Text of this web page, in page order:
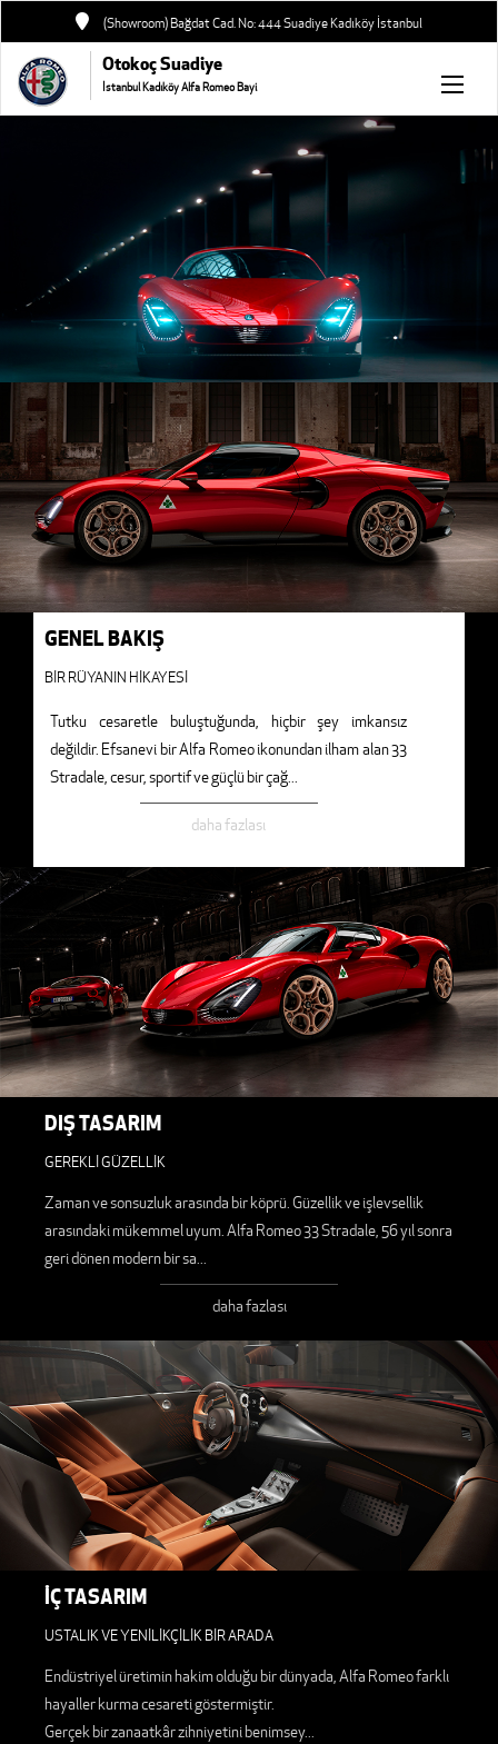
(Showroom) Bağdat Cad. No: 444 Suadiye Kadıköy İstanbul
Otokoç Suadiye
İstanbul Kadıköy Alfa Romeo Bayi
GENEL BAKIŞ
BİR RÜYANIN HİKAYESİ
Tutku cesaretle buluştuğunda, hiçbir şey imkansız
değildir. Efsanevi bir Alfa Romeo ikonundan ilham alan 33
Stradale, cesur, sportif ve güçlü bir çağ...
daha fazlası
DIŞ TASARIM
GEREKLİ GÜZELLİK
Zaman ve sonsuzluk arasında bir köprü. Güzellik ve işlevsellik
arasındaki mükemmel uyum. Alfa Romeo 33 Stradale, 56 yıl sonra
geri dönen modern bir sa...
daha fazlası
İÇ TASARIM
USTALIK VE YENİLİKÇİLİK BİR ARADA
Endüstriyel üretimin hakim olduğu bir dünyada, Alfa Romeo farklı
hayaller kurma cesareti göstermiştir.
Gerçek bir zanaatkâr zihniyetini benimsey...